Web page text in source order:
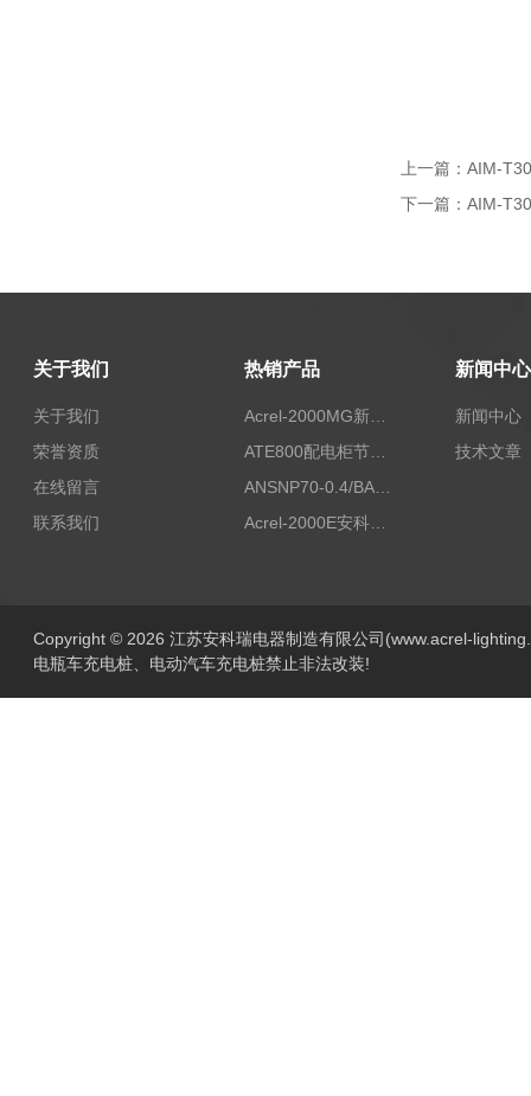
上一篇： AIM-
下一篇： AIM-
关于我们
关于我们
荣誉资质
在线留言
联系我们
热销产品
Acrel-2000MG新能源消纳安科瑞微电网能量管理系统
ATE800配电柜节点无线测温/表带捆绑/无源感应取电
ANSNP70-0.4/BANSNP中线安防保护器 治理三相不平衡
Acrel-2000E安科瑞Acrel配电室综合监控系统
新闻中心
新闻中心
技术文章
Copyright © 2026 江苏安科瑞电器制造有限公司(www.acrel-
电瓶车充电桩、电动汽车充电桩禁止非法改装!